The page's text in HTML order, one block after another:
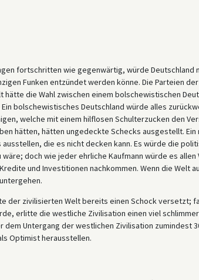
fortschritten wie gegenwärtig, würde Deutschland
Funken entzündet werden könne. Die Parteien
die Wahl zwischen einem bolschewistischen
bolschewistisches Deutschland würde alles
welche mit einem hilflosen Schulterzucken den
hätten, hätten ungedeckte Schecks ausgestellt.
die es nicht decken kann. Es würde die
doch wie jeder ehrliche Kaufmann würde es
und Investitionen nachkommen. Wenn die Welt
der zivilisierten Welt bereits einen Schock versetzt;
erlitte die westliche Zivilisation einen viel
dem Untergang der westlichen Zivilisation zumindest
Optimist herausstellen.